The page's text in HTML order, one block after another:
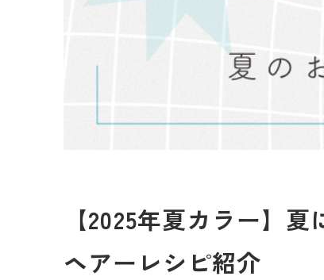
【2025年夏カラー】
ヘアーレシピ紹介